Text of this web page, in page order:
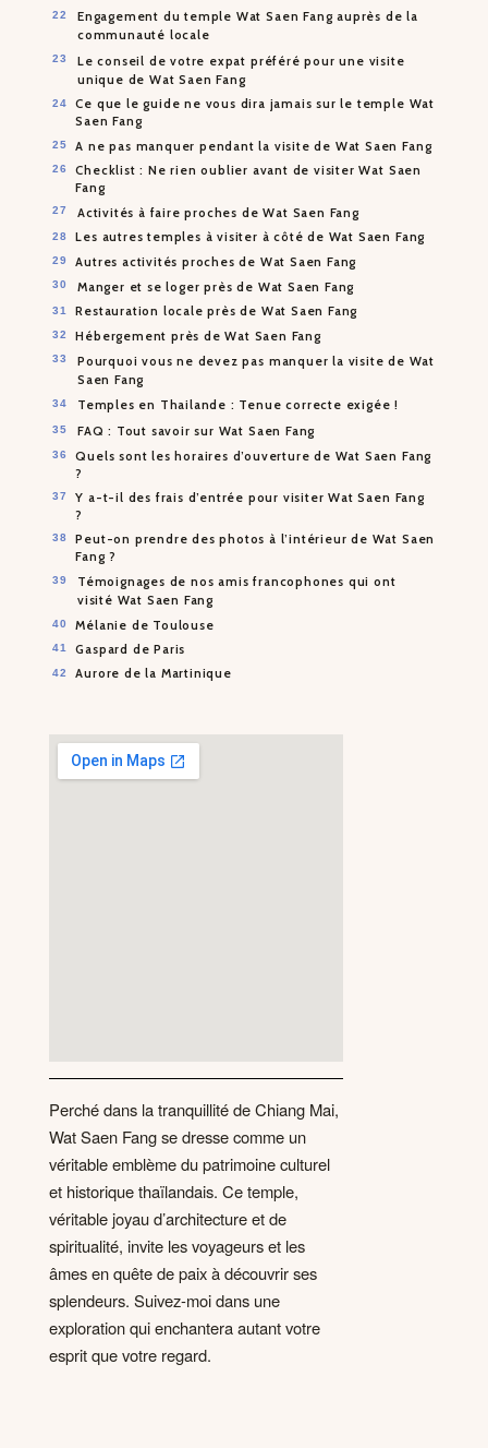
Engagement du temple Wat Saen Fang auprès de la
communauté locale
Le conseil de votre expat préféré pour une visite
unique de Wat Saen Fang
Ce que le guide ne vous dira jamais sur le temple Wat
Saen Fang
A ne pas manquer pendant la visite de Wat Saen Fang
Checklist : Ne rien oublier avant de visiter Wat Saen
Fang
Activités à faire proches de Wat Saen Fang
Les autres temples à visiter à côté de Wat Saen Fang
Autres activités proches de Wat Saen Fang
Manger et se loger près de Wat Saen Fang
Restauration locale près de Wat Saen Fang
Hébergement près de Wat Saen Fang
Pourquoi vous ne devez pas manquer la visite de Wat
Saen Fang
Temples en Thailande : Tenue correcte exigée !
FAQ : Tout savoir sur Wat Saen Fang
Quels sont les horaires d’ouverture de Wat Saen Fang
?
Y a-t-il des frais d’entrée pour visiter Wat Saen Fang
?
Peut-on prendre des photos à l’intérieur de Wat Saen
Fang ?
Témoignages de nos amis francophones qui ont
visité Wat Saen Fang
Mélanie de Toulouse
Gaspard de Paris
Aurore de la Martinique
Perché dans la tranquillité de Chiang Mai,
Wat Saen Fang se dresse comme un
véritable emblème du patrimoine culturel
et historique thaïlandais. Ce temple,
véritable joyau d’architecture et de
spiritualité, invite les voyageurs et les
âmes en quête de paix à découvrir ses
splendeurs. Suivez-moi dans une
exploration qui enchantera autant votre
esprit que votre regard.